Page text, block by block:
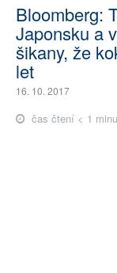
Bloomberg:
Japonsku a
šikany, že
let
16. 10. 2017
čas čtení < 1